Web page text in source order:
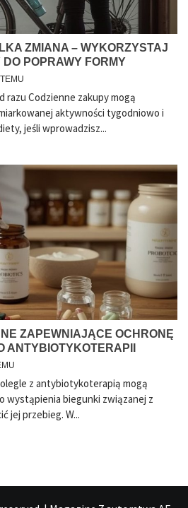
ZMIANA – WYKORZYSTAJ
POPRAWY FORMY
razu Codzienne zakupy mogą
aktywności tygodniowo i
jeśli wprowadzisz...
ZAPEWNIAJĄCE OCHRONĘ
ANTYBIOTYKOTERAPII
z antybiotykoterapią mogą
wystąpienia biegunki związanej z
jej przebieg. W...